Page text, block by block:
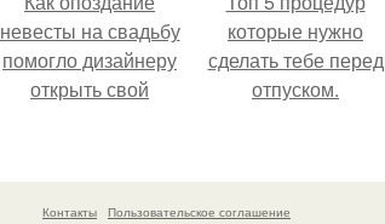
невесты на свадьбу
помогло дизайнеру
открыть свой
которые нужно
сделать тебе перед
отпуском.
Контакты Пользовательское соглашение